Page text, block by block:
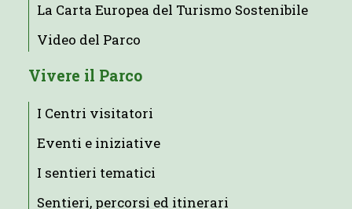
La Carta Europea del Turismo Sostenibile
Video del Parco
Vivere il Parco
I Centri visitatori
Eventi e iniziative
I sentieri tematici
Sentieri, percorsi ed itinerari